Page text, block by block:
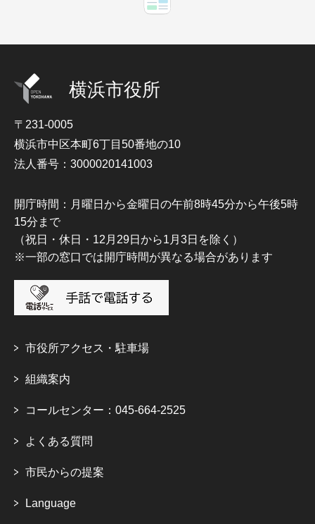
横浜市役所
〒231-0005
横浜市中区本町6丁目50番地の10
法人番号：3000020141003
開庁時間：月曜日から金曜日の午前8時45分から午後5時
15分まで
（祝日・休日・12月29日から1月3日を除く）
※一部の窓口では開庁時間が異なる場合があります
市役所アクセス・駐車場
組織案内
コールセンター：045-664-2525
よくある質問
市民からの提案
Language